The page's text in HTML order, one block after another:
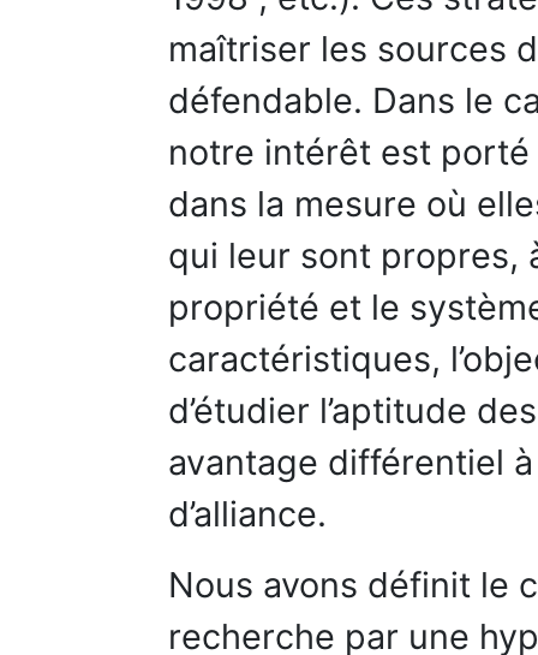
maîtriser les sources
défendable. Dans le
notre intérêt est porté
dans la mesure où
qui leur sont propres,
propriété et le
caractéristiques,
d’étudier l’aptitude
avantage différentiel
d’alliance.
Nous avons définit le
recherche par une